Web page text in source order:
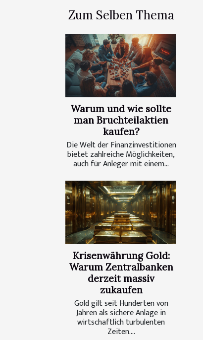
Zum Selben Thema
Warum und wie sollte
man Bruchteilaktien
kaufen?
Die Welt der Finanzinvestitionen
bietet zahlreiche Möglichkeiten,
auch für Anleger mit einem...
Krisenwährung Gold:
Warum Zentralbanken
derzeit massiv
zukaufen
Gold gilt seit Hunderten von
Jahren als sichere Anlage in
wirtschaftlich turbulenten
Zeiten....